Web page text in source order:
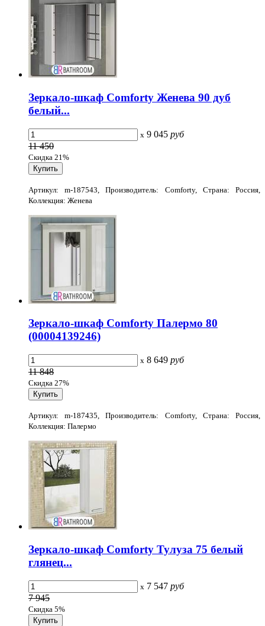
Зеркало-шкаф Comforty Женева 90 дуб
белый...
x 9 045 руб
11 450
Скидка 21%
Артикул: m-187543, Производитель: Comforty, Страна: Россия,
Коллекция: Женева
Зеркало-шкаф Comforty Палермо 80
(00004139246)
x 8 649 руб
11 848
Скидка 27%
Артикул: m-187435, Производитель: Comforty, Страна: Россия,
Коллекция: Палермо
Зеркало-шкаф Comforty Тулуза 75 белый
глянец...
x 7 547 руб
7 945
Скидка 5%